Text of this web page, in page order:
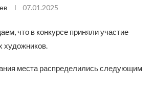
07.01.2025
что в конкурсе приняли участие
художников.
места распределились следующим